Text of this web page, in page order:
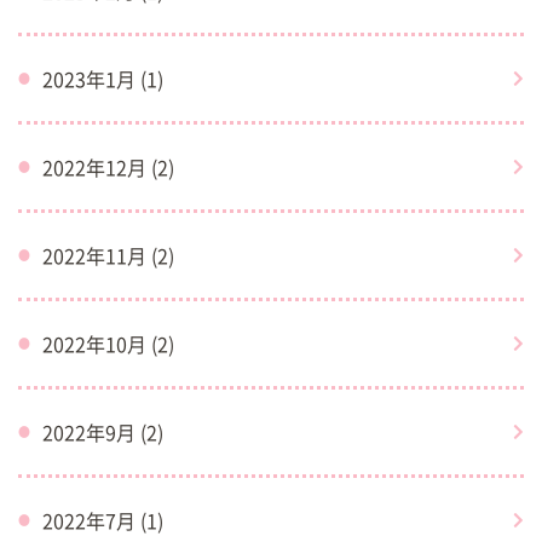
2023年1月 (1)
2022年12月 (2)
2022年11月 (2)
2022年10月 (2)
2022年9月 (2)
2022年7月 (1)